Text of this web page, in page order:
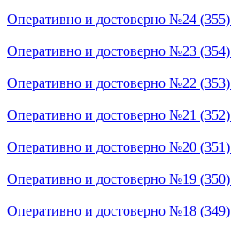
Оперативно и достоверно №24 (355)
Оперативно и достоверно №23 (354)
Оперативно и достоверно №22 (353)
Оперативно и достоверно №21 (352)
Оперативно и достоверно №20 (351)
Оперативно и достоверно №19 (350)
Оперативно и достоверно №18 (349)